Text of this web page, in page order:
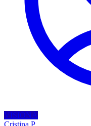
VISIONA
Cristina P.